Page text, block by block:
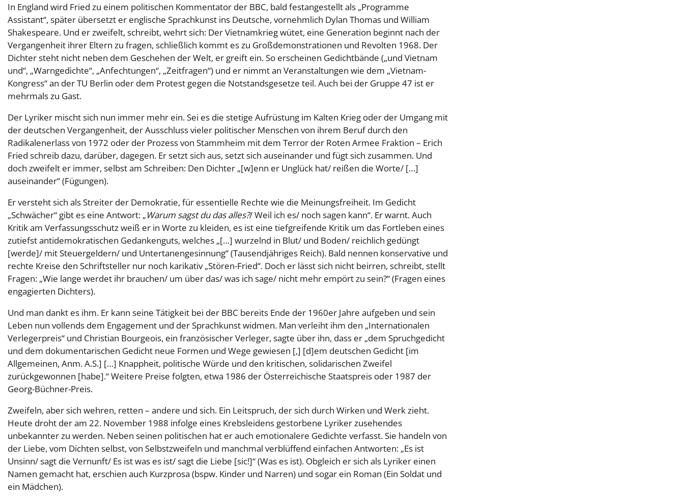
In England wird Fried zu einem politischen Kommentator der BBC, bald festangestellt als „Programme
Assistant“, später übersetzt er englische Sprachkunst ins Deutsche, vornehmlich Dylan Thomas und William
Shakespeare. Und er zweifelt, schreibt, wehrt sich: Der Vietnamkrieg wütet, eine Generation beginnt nach der
Vergangenheit ihrer Eltern zu fragen, schließlich kommt es zu Großdemonstrationen und Revolten 1968. Der
Dichter steht nicht neben dem Geschehen der Welt, er greift ein. So erscheinen Gedichtbände („und Vietnam
und“, „Warngedichte“, „Anfechtungen“, „Zeitfragen“) und er nimmt an Veranstaltungen wie dem „Vietnam-
Kongress“ an der TU Berlin oder dem Protest gegen die Notstandsgesetze teil. Auch bei der Gruppe 47 ist er
mehrmals zu Gast.
Der Lyriker mischt sich nun immer mehr ein. Sei es die stetige Aufrüstung im Kalten Krieg oder der Umgang mit
der deutschen Vergangenheit, der Ausschluss vieler politischer Menschen von ihrem Beruf durch den
Radikalenerlass von 1972 oder der Prozess von Stammheim mit dem Terror der Roten Armee Fraktion – Erich
Fried schreib dazu, darüber, dagegen. Er setzt sich aus, setzt sich auseinander und fügt sich zusammen. Und
doch zweifelt er immer, selbst am Schreiben: Den Dichter „[w]enn er Unglück hat/ reißen die Worte/ […]
auseinander“ (Fügungen).
Er versteht sich als Streiter der Demokratie, für essentielle Rechte wie die Meinungsfreiheit. Im Gedicht
„Schwächer“ gibt es eine Antwort: „Warum sagst du das alles?/ Weil ich es/ noch sagen kann“. Er warnt. Auch
Kritik am Verfassungsschutz weiß er in Worte zu kleiden, es ist eine tiefgreifende Kritik um das Fortleben eines
zutiefst antidemokratischen Gedankenguts, welches „[…] wurzelnd in Blut/ und Boden/ reichlich gedüngt
[werde]/ mit Steuergeldern/ und Untertanengesinnung“ (Tausendjähriges Reich). Bald nennen konservative und
rechte Kreise den Schriftsteller nur noch karikativ „Stören-Fried“. Doch er lässt sich nicht beirren, schreibt, stellt
Fragen: „Wie lange werdet ihr brauchen/ um über das/ was ich sage/ nicht mehr empört zu sein?“ (Fragen eines
engagierten Dichters).
Und man dankt es ihm. Er kann seine Tätigkeit bei der BBC bereits Ende der 1960er Jahre aufgeben und sein
Leben nun vollends dem Engagement und der Sprachkunst widmen. Man verleiht ihm den „Internationalen
Verlegerpreis“ und Christian Bourgeois, ein französischer Verleger, sagte über ihn, dass er „dem Spruchgedicht
und dem dokumentarischen Gedicht neue Formen und Wege gewiesen [,] [d]em deutschen Gedicht [im
Allgemeinen, Anm. A.S.] […] Knappheit, politische Würde und den kritischen, solidarischen Zweifel
zurückgewonnen [habe].“ Weitere Preise folgten, etwa 1986 der Österreichische Staatspreis oder 1987 der
Georg-Büchner-Preis.
Zweifeln, aber sich wehren, retten – andere und sich. Ein Leitspruch, der sich durch Wirken und Werk zieht.
Heute droht der am 22. November 1988 infolge eines Krebsleidens gestorbene Lyriker zusehendes
unbekannter zu werden. Neben seinen politischen hat er auch emotionalere Gedichte verfasst. Sie handeln von
der Liebe, vom Dichten selbst, von Selbstzweifeln und manchmal verblüffend einfachen Antworten: „Es ist
Unsinn/ sagt die Vernunft/ Es ist was es ist/ sagt die Liebe [sic!]“ (Was es ist). Obgleich er sich als Lyriker einen
Namen gemacht hat, erschien auch Kurzprosa (bspw. Kinder und Narren) und sogar ein Roman (Ein Soldat und
ein Mädchen).